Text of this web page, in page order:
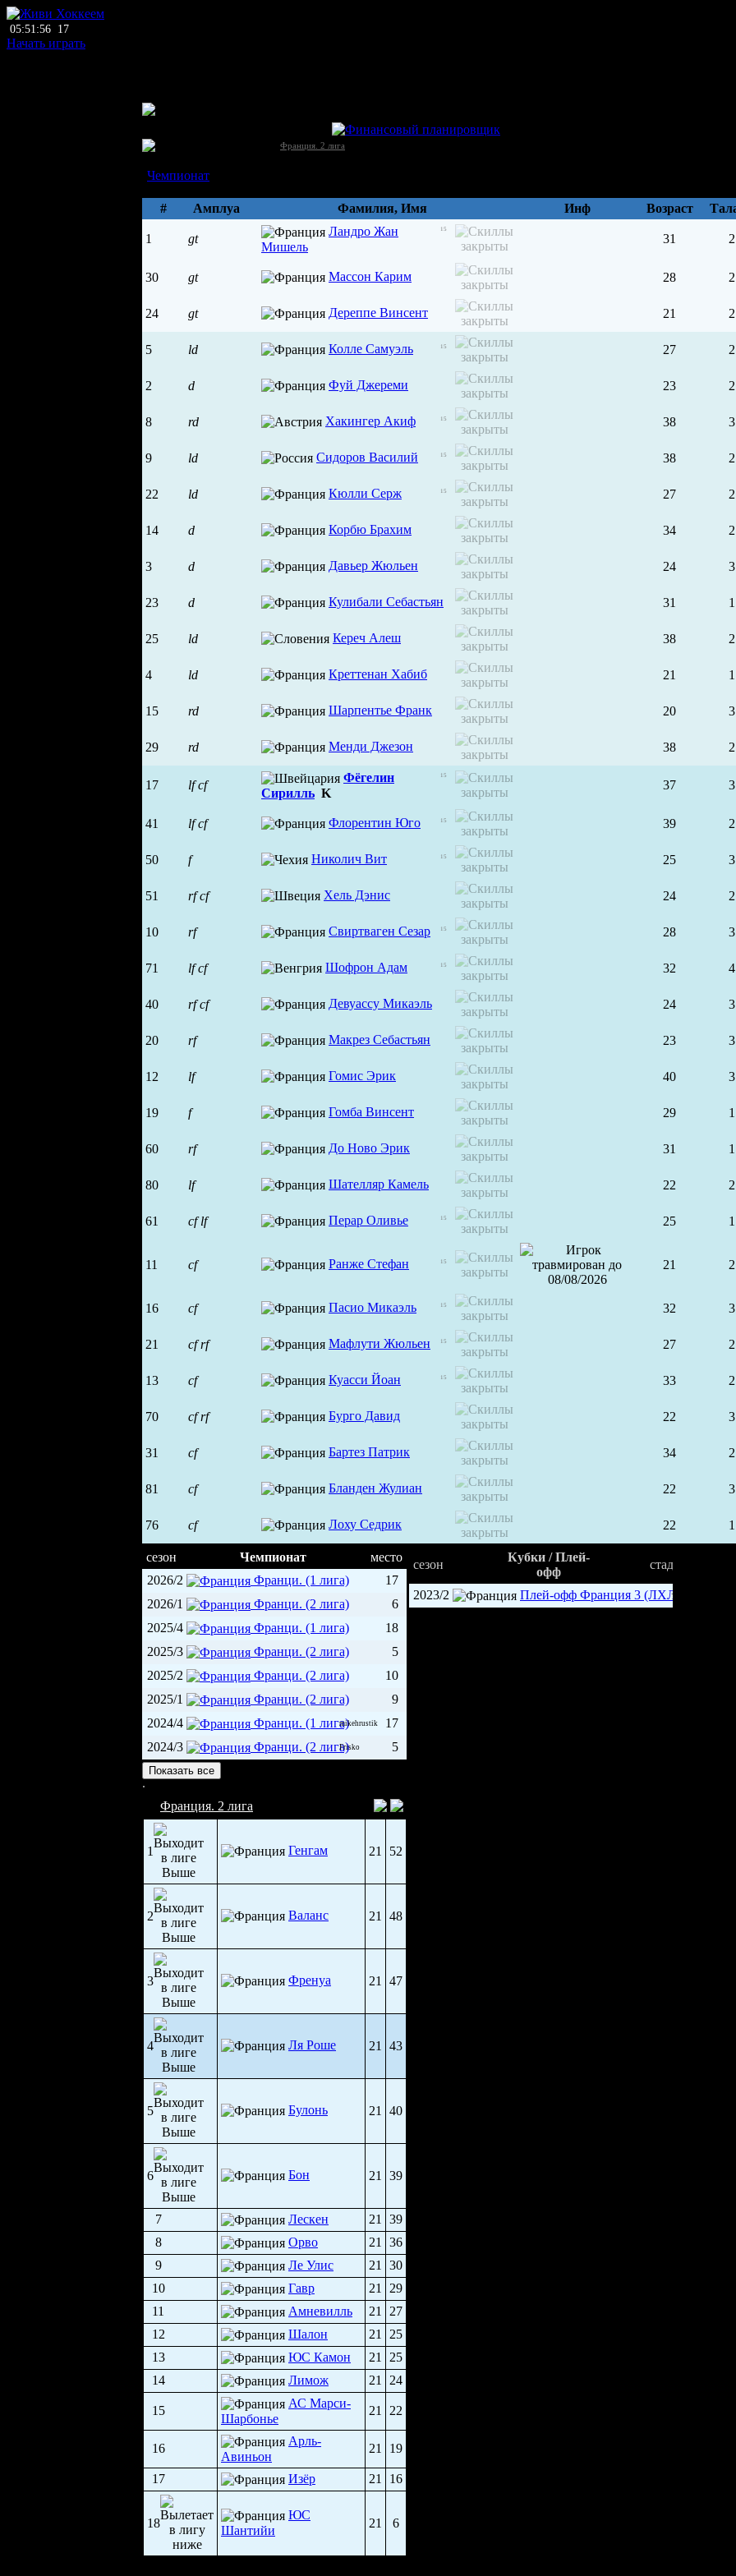
05:51:56 17
Начать играть
Франция. 2 лига
Чемпионат
#
Амплуа Фамилия, Имя Инф Возраст
1 gt
15
Ландро Жан
Мишель
31 2
30 gt Массон Карим 28 2
24 gt Дереппе Винсент 21 2
5 ld 15
Колле Самуэль 27 2
2 d Фуй Джереми 23 2
8 rd 15
Хакингер Акиф 38 3
9 ld 15
Сидоров Василий 38 2
22 ld 15
Кюлли Серж 27 2
14 d Корбю Брахим 34 2
3 d Давьер Жюльен 24 3
23 d Кулибали Себастьян 31 1
25 ld Кереч Алеш 38 2
4 ld Креттенан Хабиб 21 1
15 rd Шарпентье Франк 20 3
29 rd Менди Джезон 38 2
17 lf cf
15
Фёгелин
Сирилль K
37 3
41 lf cf 15
Флорентин Юго 39 2
50 f 15
Николич Вит 25 3
51 rf cf Хель Дэнис 24 2
10 rf 15
Свиртваген Сезар 28 3
71 lf cf 15
Шофрон Адам 32 4
40 rf cf Девуассу Микаэль 24 3
20 rf Макрез Себастьян 23 3
12 lf Гомис Эрик 40 3
19 f Гомба Винсент 29 1
60 rf До Ново Эрик 31 1
80 lf Шателляр Камель 22 2
61 cf lf 15
Перар Оливье 25 1
11 cf 15
Ранже Стефан 21 2
16 cf 15
Пасио Микаэль 32 3
21 cf rf 15
Мафлути Жюльен 27 2
13 cf 15
Куасси Йоан 33 2
70 cf rf Бурго Давид 22 3
31 cf Бартез Патрик 34 2
81 cf Бланден Жулиан 22 3
76 cf Лоху Седрик 22 1
сезон Чемпионат
место
2026/2
Франци. (1 лига)
17
2026/1
Франци. (2 лига)
6
2025/4
Франци. (1 лига)
18
2025/3
Франци. (2 лига)
5
2025/2
Франци. (2 лига)
10
2025/1
Франци. (2 лига)
9
2024/4
Франци. (1 лига)mikehrustik
17
2024/3
Франци. (2 лига)Frisko 5
Показать все
сезон
Кубки / Плей-
офф
стадия
2023/2 Плей-офф Франция 3 (ЛХЛ)1/8
Арена Ля Роше (1 500)
Франция. 2 лига
1 Генгам 21 52
2 Валанс 21 48
3 Френуа 21 47
4 Ля Роше 21 43
5 Булонь 21 40
6 Бон 21 39
7 Лескен 21
39
8
Орво 21
36
9
Ле Улис 21
30
10
Гавр 21
29
11
Амневилль 21
27
12
Шалон 21
25
13
ЮС Камон 21
25
14
Лимож 21 24
15
АС Марси-
Шарбонье
21 22
16
Арль-
Авиньон
21 19
17 Изёр 21 16
18
ЮС
Шантийи
21 6